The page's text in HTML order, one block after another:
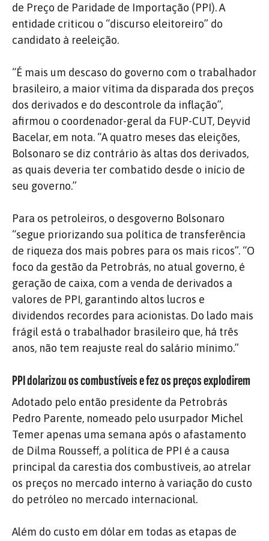
de Preço de Paridade de Importação (PPI). A
entidade criticou o “discurso eleitoreiro” do
candidato à reeleição.
“É mais um descaso do governo com o trabalhador
brasileiro, a maior vítima da disparada dos preços
dos derivados e do descontrole da inflação”,
afirmou o coordenador-geral da FUP-CUT, Deyvid
Bacelar, em nota. “A quatro meses das eleições,
Bolsonaro se diz contrário às altas dos derivados,
as quais deveria ter combatido desde o início de
seu governo.”
Para os petroleiros, o desgoverno Bolsonaro
“segue priorizando sua política de transferência
de riqueza dos mais pobres para os mais ricos”. “O
foco da gestão da Petrobrás, no atual governo, é
geração de caixa, com a venda de derivados a
valores de PPI, garantindo altos lucros e
dividendos recordes para acionistas. Do lado mais
frágil está o trabalhador brasileiro que, há três
anos, não tem reajuste real do salário mínimo.”
PPI dolarizou os combustíveis e fez os preços explodirem
Adotado pelo então presidente da Petrobrás
Pedro Parente, nomeado pelo usurpador Michel
Temer apenas uma semana após o afastamento
de Dilma Rousseff, a política de PPI é a causa
principal da carestia dos combustíveis, ao atrelar
os preços no mercado interno à variação do custo
do petróleo no mercado internacional.
Além do custo em dólar em todas as etapas de